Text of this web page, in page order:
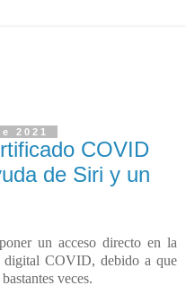
2021
COVID
de Siri y un
un acceso directo en la
digital COVID, debido a que
veces.